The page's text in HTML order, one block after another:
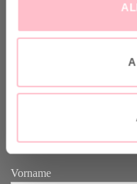
VERTRAG
GOOD-NEWS-LETTER
Vorname